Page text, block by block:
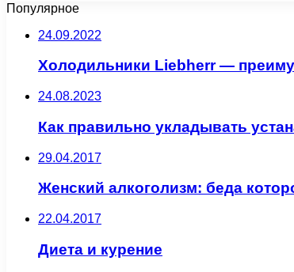
Популярное
24.09.2022
Холодильники Liebherr —
24.08.2023
Как правильно укладывать
29.04.2017
Женский алкоголизм: беда
22.04.2017
Диета и курение